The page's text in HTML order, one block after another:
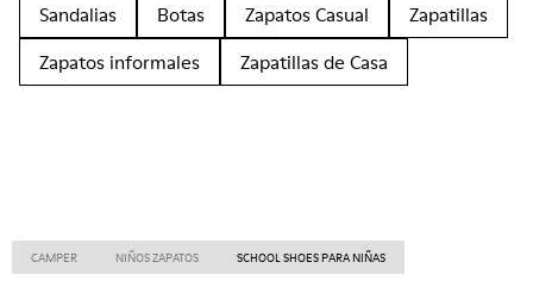
Sandalias
Botas Zapatos Casual
Zapatillas
Zapatos informales
Zapatillas de Casa
CAMPER NIÑOS ZAPATOS SCHOOL SHOES PARA NIÑAS